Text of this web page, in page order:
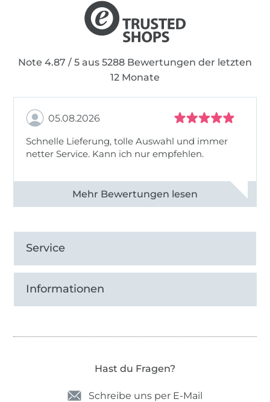
Note 4.87 / 5 aus 5288 Bewertungen der letzten
12 Monate
05.08.2026
Schnelle Lieferung, tolle Auswahl und immer
netter Service. Kann ich nur empfehlen.
Alle 82930 Bewertungen ansehen
Service
Informationen
Hast du Fragen?
Schreibe uns per E-Mail